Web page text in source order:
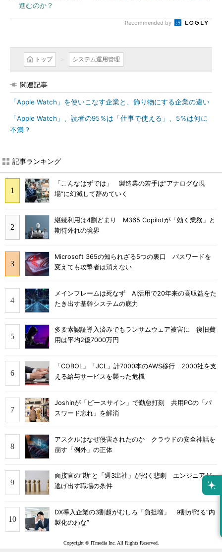
進むのか？
Recommended by
トップ システム運用管理
関連記事
「Apple Watch」を使いこなす企業と、飾り物にする企業の違い
「Apple Watch」、読者の95％は「仕事で使える」、5％は何に
不満？
記事ランキング
「こんなはずでは」 製造業の若手は“アナログな現
場”に幻滅して辞めていく
継続利用は4割どまり M365 Copilotが「効く業務」と
期待外れの境界
Microsoft 365の知られざる5つの裏口 パスワードを
変えても攻撃者は消えない
メインフレームは死なず AI活用で20年来の高収益をた
たき出す基幹システムの底力
多要素認証導入済みでもランサムウェア被害に 復旧費
用は平均2億7000万円
「COBOL」「JCL」計7000本のAWS移行 2000社を支
える給与サービスを襲った危機
Joshinが「ピースサイン」で勤怠打刻 共用PCの「パ
スワード忘れ」を解消
アスクルはなぜ侵害されたのか クラウドの安全神話を
崩す「例外」の正体
面接官の“勘”と「週3出社」が招く悲劇 エンジニアが
逃げ出す職場の条件
DX導入企業の3割超がむしろ「負担増」 9割が陥る“内
製化のわな”
Copyright © ITmedia Inc. All Rights Reserved.